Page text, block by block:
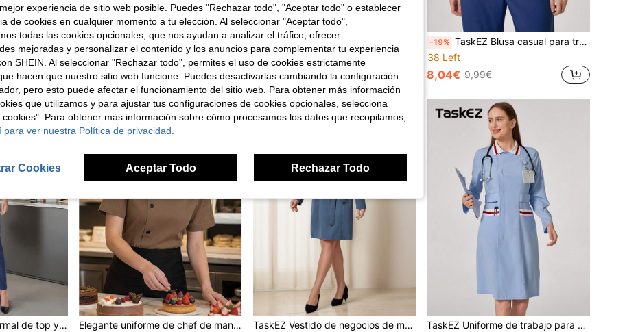
TaskEZ Blusa de trabajo de manga larga con botones y bolsillo, de unicolor, para mujer
TaskEZ Set de uniformes de enfermería de 2 piezas que incluye blusa de manga corta con botones de color contrastante y pantalón de unicolor
19 Left
18,54€
2 Left
15,39€
-19% TaskEZ Blusa casual para trabajo de manga larga con cuello en V para mujeres
38 Left
8,04€ 9,99€
TaskEZ Conjunto informal de top y pantalones con escote en pico para mujer, conjunto de 2 piezas con top de manga corta con lazo lateral y pantalones, conjunto de traje profesional elegante para negocio, hotel, oficina, recepción, salón de belleza, manicurista, ropa de trabajo
Elegante uniforme de chef de manga corta marrón para mujer, diseño de cuello alto con botones, top de ropa de trabajo profesional para restaurante de otoño
TaskEZ Vestido de negocios de manga larga con cuello en V y nudo delantero de unicolor, elegante uniforme de trabajo para damas de recepción de hotel, salón de belleza, técnica de uñas
TaskEZ Uniforme de trabajo para mujer de manga larga ajustado con bloques de color y bolsillo
experiencia de sitio web posible. Puedes "Rechazar todo", "Aceptar todo" o establecer
de cookies en cualquier momento a tu elección. Al seleccionar "Aceptar todo",
todas las cookies opcionales, que nos ayudan a analizar el tráfico, ofrecer
mejoradas y personalizar el contenido y los anuncios para complementar tu experiencia
SHEIN. Al seleccionar "Rechazar todo", permites el uso de cookies estrictamente
hacen que nuestro sitio web funcione. Puedes desactivarlas cambiando la configuración
pero esto puede afectar el funcionamiento del sitio web. Para obtener más información
que utilizamos y para ajustar tus configuraciones de cookies opcionales, selecciona
Para obtener más información sobre cómo procesamos los datos que recopilamos,
para ver nuestra Política de privacidad.
Cookies Aceptar Todo Rechazar Todo